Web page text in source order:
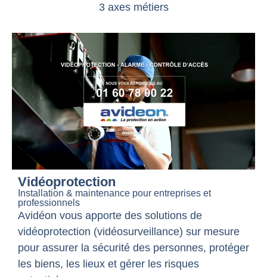
3 axes métiers
Vidéoprotection
Installation & maintenance pour entreprises et
professionnels
Avidéon vous apporte des solutions de
vidéoprotection (vidéosurveillance) sur mesure
pour assurer la sécurité des personnes, protéger
les biens, les lieux et gérer les risques